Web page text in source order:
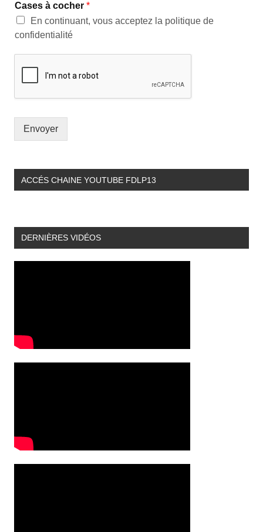
Cases à cocher *
En continuant, vous acceptez la politique de
confidentialité
Envoyer
ACCÉS CHAINE YOUTUBE FDLP13
DERNIÈRES VIDÉOS